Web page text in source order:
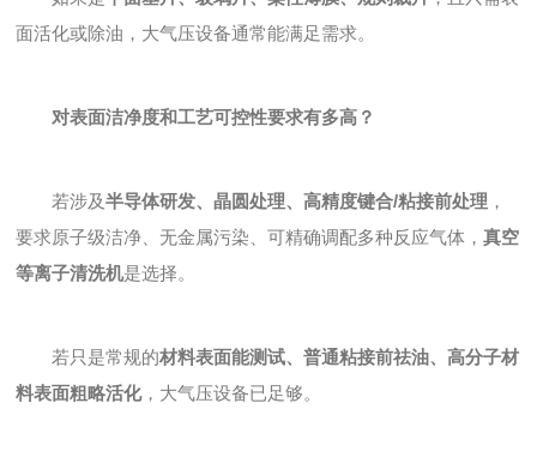
面活化或除油，大气压设备通常能满足需求。
对表面洁净度和工艺可控性要求有多高？
若涉及半导体研发、晶圆处理、高精度键合/粘接前处理 ，
要求原子级洁净、无金属污染、可精确调配多种反应气体，真空
等离子清洗机是选择。
若只是常规的材料表面能测试、普通粘接前祛油、高分子材
料表面粗略活化，大气压设备已足够。